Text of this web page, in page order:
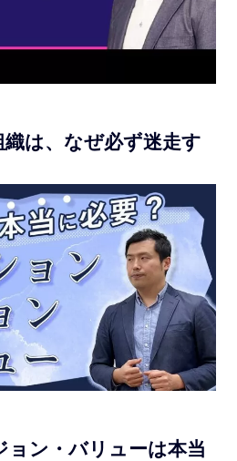
は、なぜ必ず迷走す
ョン・バリューは本当